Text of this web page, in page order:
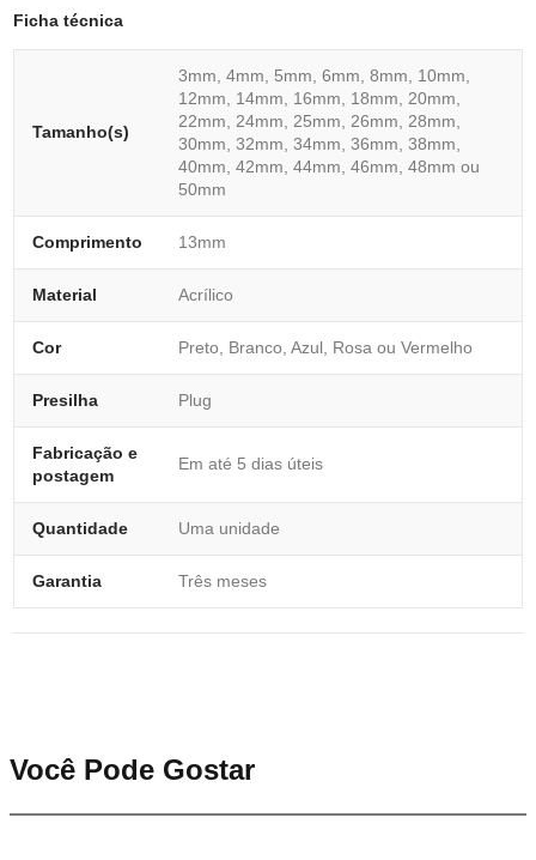
Ficha técnica
Tamanho(s)
3mm, 4mm, 5mm, 6mm, 8mm, 10mm,
12mm, 14mm, 16mm, 18mm, 20mm,
22mm, 24mm, 25mm, 26mm, 28mm,
30mm, 32mm, 34mm, 36mm, 38mm,
40mm, 42mm, 44mm, 46mm, 48mm ou
50mm
Comprimento 13mm
Material Acrílico
Cor Preto, Branco, Azul, Rosa ou Vermelho
Presilha Plug
Fabricação e
postagem
Em até 5 dias úteis
Quantidade Uma unidade
Garantia Três meses
Você Pode Gostar